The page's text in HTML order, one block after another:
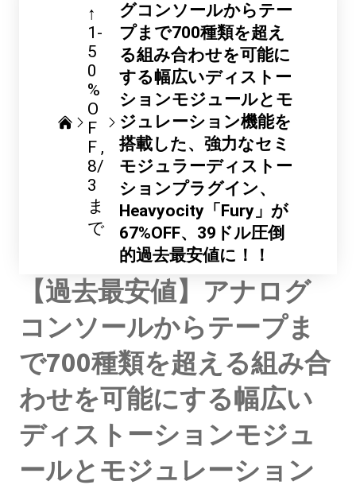
↑
1-
5
0
%
O
F
F
8/
3
ま
で
グコンソールからテー
プまで700種類を超え
る組み合わせを可能に
する幅広いディストー
ションモジュールとモ
ジュレーション機能を
搭載した、強力なセミ
モジュラーディストー
ションプラグイン、
Heavyocity「Fury」が
67%OFF、39ドル圧倒
的過去最安値に！！
【過去最安値】アナログ
コンソールからテープま
で700種類を超える組み合
わせを可能にする幅広い
ディストーションモジュ
ールとモジュレーション